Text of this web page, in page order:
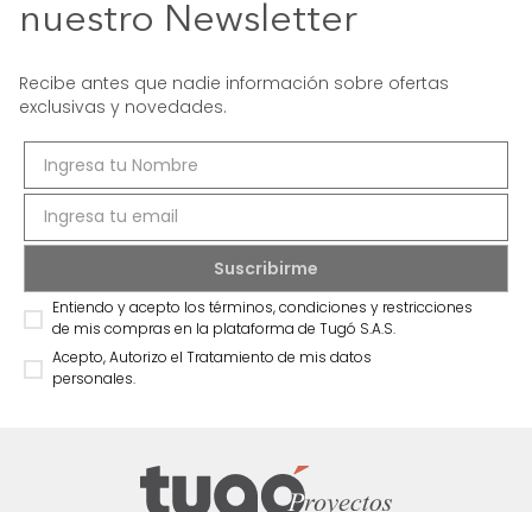
nuestro Newsletter
Recibe antes que nadie información sobre ofertas
exclusivas y novedades.
Entiendo y acepto los términos, condiciones y restricciones
de mis compras en la plataforma de Tugó S.A.S.
Acepto, Autorizo el Tratamiento de mis datos
personales.